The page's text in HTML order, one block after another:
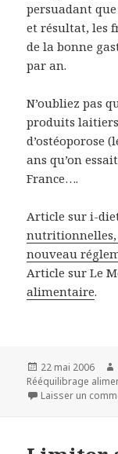
persuadant que
et résultat, les
de la bonne
par an.
N’oubliez pas
produits
d’ostéoporose
ans qu’on
France….
Article suri-
nutritionnelles,
nouveau
Article sur Le
alimentaire.
Publié
le
22 mai 2006
Rééquilibrage
Laisser un